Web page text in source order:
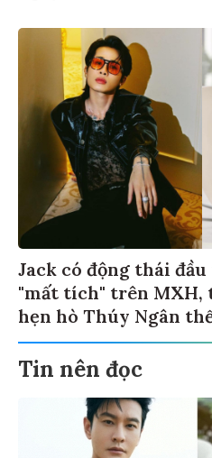
Jack có động thái
"mất tích" trên MXH,
hẹn hò Thúy Ngân
Tin nên đọc